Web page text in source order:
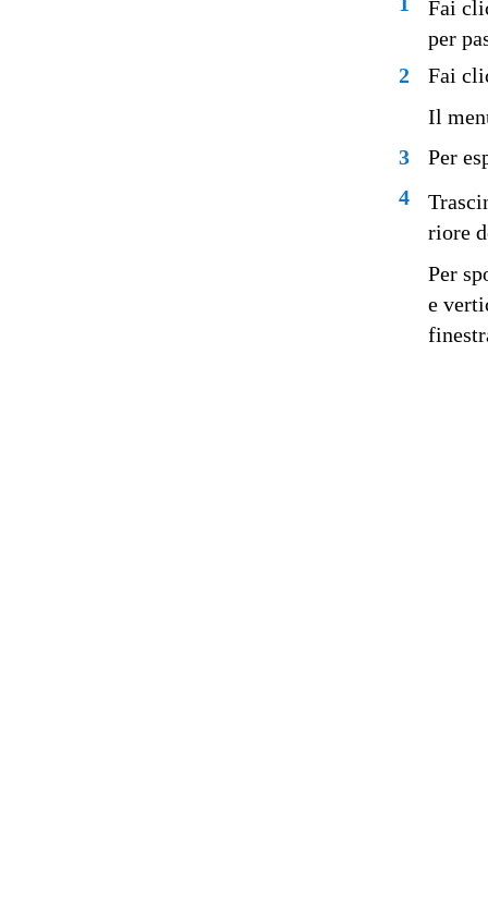
Fai
per
2
Fai
Il
3
Per
4
riore
Per
e